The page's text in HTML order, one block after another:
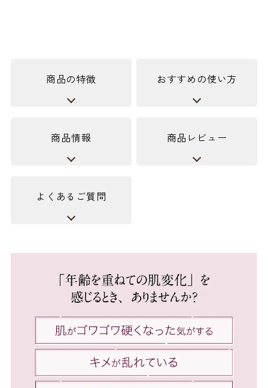
商品の特徴 おすすめの使い方
商品情報 商品レビュー
よくあるご質問